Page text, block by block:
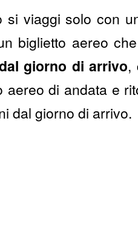
si viaggi solo con
biglietto aereo
giorno di arrivo,
aereo di andata e
dal giorno di arrivo.